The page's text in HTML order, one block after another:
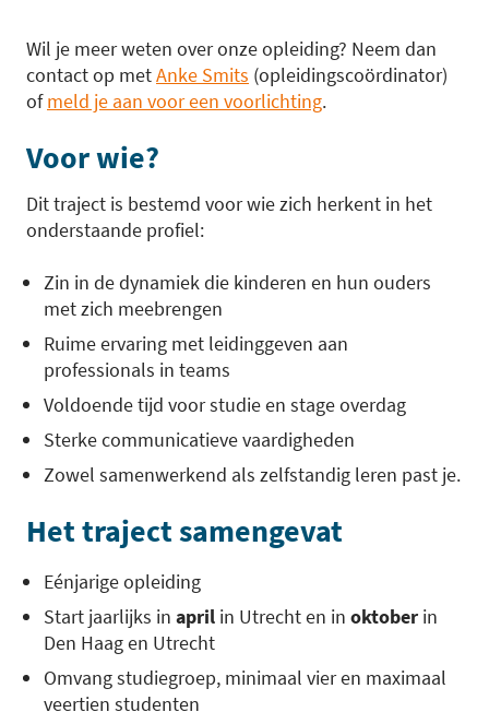
Wil je meer weten over onze opleiding? Neem dan
contact op metAnke Smits (opleidingscoördinator)
ofmeld je aan voor een voorlichting.
Voor wie?
Dit traject is bestemd voor wie zich herkent in het
onderstaande profiel:
Zin in de dynamiek die kinderen en hun ouders
met zich meebrengen
Ruime ervaring met leidinggeven aan
professionals in teams
Voldoende tijd voor studie en stage overdag
Sterke communicatieve vaardigheden
Zowel samenwerkend als zelfstandig leren past je.
Het traject samengevat
Eénjarige opleiding
Start jaarlijks in april in Utrecht en in oktober in
Den Haag en Utrecht
Omvang studiegroep, minimaal vier en maximaal
veertien studenten